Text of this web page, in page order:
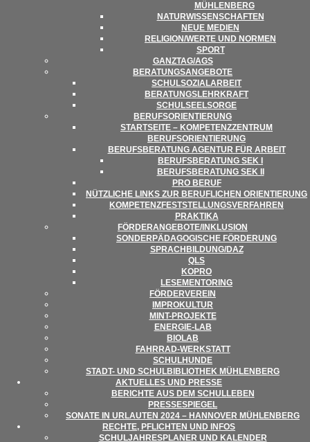
MÜHLENBERG
NATUR­WIS­SEN­SCHAF­TEN
NEUE MEDIEN
RELIGION/​​WERTE UND NORMEN
SPORT
GANZTAG/​​AGS
BERA­TUNGS­AN­GE­BOTE
SCHUL­SO­ZI­AL­AR­BEIT
BERA­TUNGS­LEHR­KRAFT
SCHUL­SEEL­SORGE
BERUFS­ORI­EN­TIE­RUNG
START­SEITE – KOM­PE­TENZ­ZEN­TRUM
BERUFSORIENTIERUNG
BERUFS­BE­RA­TUNG AGEN­TUR FÜR ARBEIT
BERUFS­BE­RA­TUNG SEK I
BERUFS­BE­RA­TUNG SEK II
PRO BERUF
NÜTZ­LI­CHE LINKS ZUR BERUF­LI­CHEN ORIENTIERUNG
KOM­PE­TENZ­FEST­STEL­LUNGS­VER­FAH­REN
PRAK­TIKA
FÖRDERANGEBOTE/​​INKLUSION
SON­DER­PÄD­AGO­GI­SCHE FÖRDERUNG
SPRACHBILDUNG/​​DAZ
QLS
KOPRO
LESE­MEN­TO­RING
FÖR­DER­VER­EIN
IMPRO­KUL­TUR
MINT-PRO­­JEKTE
ENER­­GIE-LAB
BIO­LAB
FAHR­RAD-WER­K­STATT
SCHUL­HUNDE
STADT- UND SCHUL­BI­BLIO­THEK MÜHLENBERG
AKTU­EL­LES UND PRESSE
BERICHTE AUS DEM SCHULLEBEN
PRES­SE­SPIE­GEL
SONATE IN URLAU­TEN 2024 – HAN­NO­VER MÜHLENBERG
RECHTE, PFLICH­TEN UND INFOS
SCHUL­JAH­RES­PLA­NER UND KALENDER